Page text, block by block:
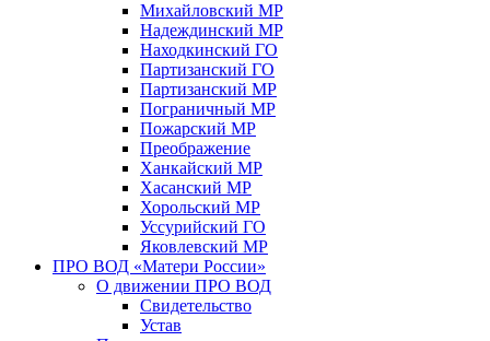
Михайловский МР
Надеждинский МР
Находкинский ГО
Партизанский ГО
Партизанский МР
Пограничный МР
Пожарский МР
Преображение
Ханкайский МР
Хасанский МР
Хорольский МР
Уссурийский ГО
Яковлевский МР
ПРО ВОД «Матери России»
О движении ПРО ВОД
Свидетельство
Устав